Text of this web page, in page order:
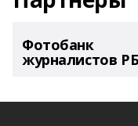
Фотобанк
журналистов РБ